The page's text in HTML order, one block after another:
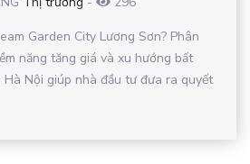
Garden City Lương Sơn? Phân
năng tăng giá và xu hướng bất
Nội giúp nhà đầu tư đưa ra quyết